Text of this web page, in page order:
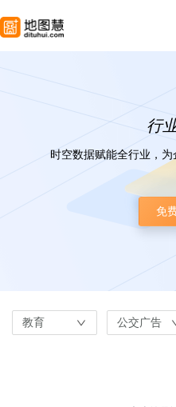
行
时空数据赋能全行业，
免
教育 公交广告